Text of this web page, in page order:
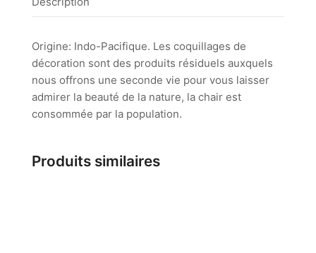
Origine: Indo-Pacifique. Les coquillages de
décoration sont des produits résiduels auxquels
nous offrons une seconde vie pour vous laisser
admirer la beauté de la nature, la chair est
consommée par la population.
Produits similaires